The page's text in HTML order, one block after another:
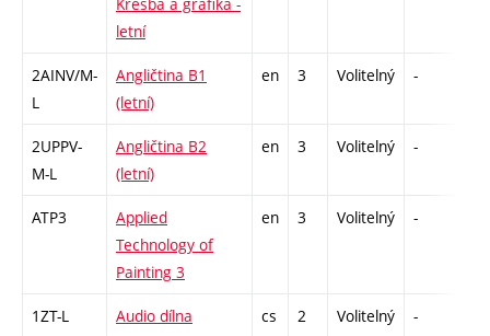
letní
2AINV/M-
L
Angličtina B1
(letní)
en 3 Volitelný -
2UPPV-
M-L
Angličtina B2
(letní)
en 3 Volitelný -
ATP3
Applied
Technology of
Painting 3
en 3 Volitelný -
1ZT-L Audio dílna cs 2 Volitelný -